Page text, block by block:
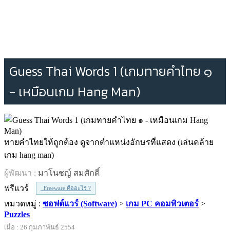
Guess Thai Words 1 (เกมทายคำไทย ๑
- เหมือนเกม Hang Man)
ทายคำไทยให้ถูกต้อง ดูจากตำแหน่งอักษรที่แสดง (เล่นคล้าย
เกม hang man)
ผู้พัฒนา : มาโนชญ์ สมศักดิ์
ฟรีแวร์
Freeware คืออะไร ?
หมวดหมู่ : ซอฟต์แวร์ (Software) > เกม PC คอมพิวเตอร์ >
Puzzles
เมื่อ : 26 กุมภาพันธ์ 2554